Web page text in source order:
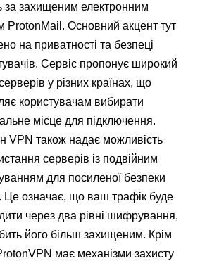
за захищеним електронним
ProtonMail. Основний акцент тут
на приватності та безпеці
Сервіс пропонує широкий
у різних країнах, що
користувачам вибирати
місце для підключення.
VPN також надає можливість
серверів із подвійним
для посиленої безпеки
Це означає, що ваш трафік буде
через два рівні шифрування,
його більш захищеним. Крім
має механізми захисту